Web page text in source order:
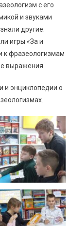
с его
и звуками
другие.
игры «За и
к фразеологизмам
выражения.
и энциклопедии о